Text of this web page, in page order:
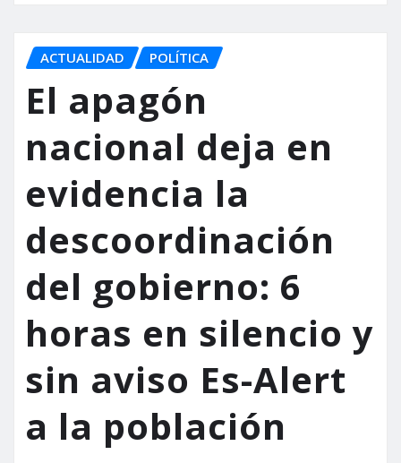
ACTUALIDAD POLÍTICA
El apagón
nacional deja en
evidencia la
descoordinación
del gobierno: 6
horas en silencio y
sin aviso Es-Alert
a la población